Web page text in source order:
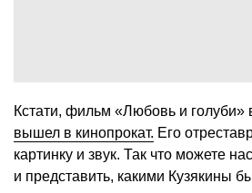
Кстати, фильм «Любовь и
вышел в кинопрокат. Его
картинку и звук. Так что можете
и представить, какими Кузякины